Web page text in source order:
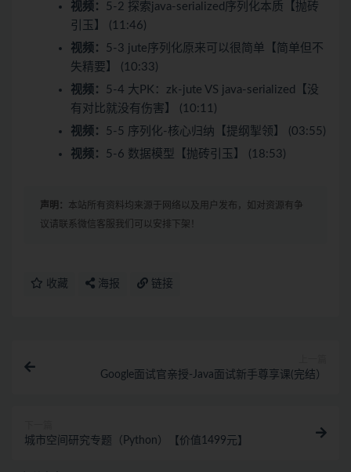
视频： 5-2 探索java-serialized序列化本质【抛砖
引玉】 (11:46)
视频： 5-3 jute序列化原来可以很简单【简单但不
失精要】 (10:33)
视频： 5-4 大PK：zk-jute VS java-serialized【没
有对比就没有伤害】 (10:11)
视频： 5-5 序列化-核心归纳【提纲掣领】 (03:55)
视频： 5-6 数据模型【抛砖引玉】 (18:53)
声明： 本站所有资料均来源于网络以及用户发布，如对资源有争
议请联系微信客服我们可以安排下架！
收藏 海报 链接
Google面试官亲授-Java面试新手尊享课(完结）
城市空间研究专题（Python）【价值1499元】